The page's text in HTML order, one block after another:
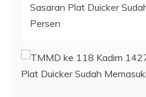
Sasaran Plat Duicker
Persen